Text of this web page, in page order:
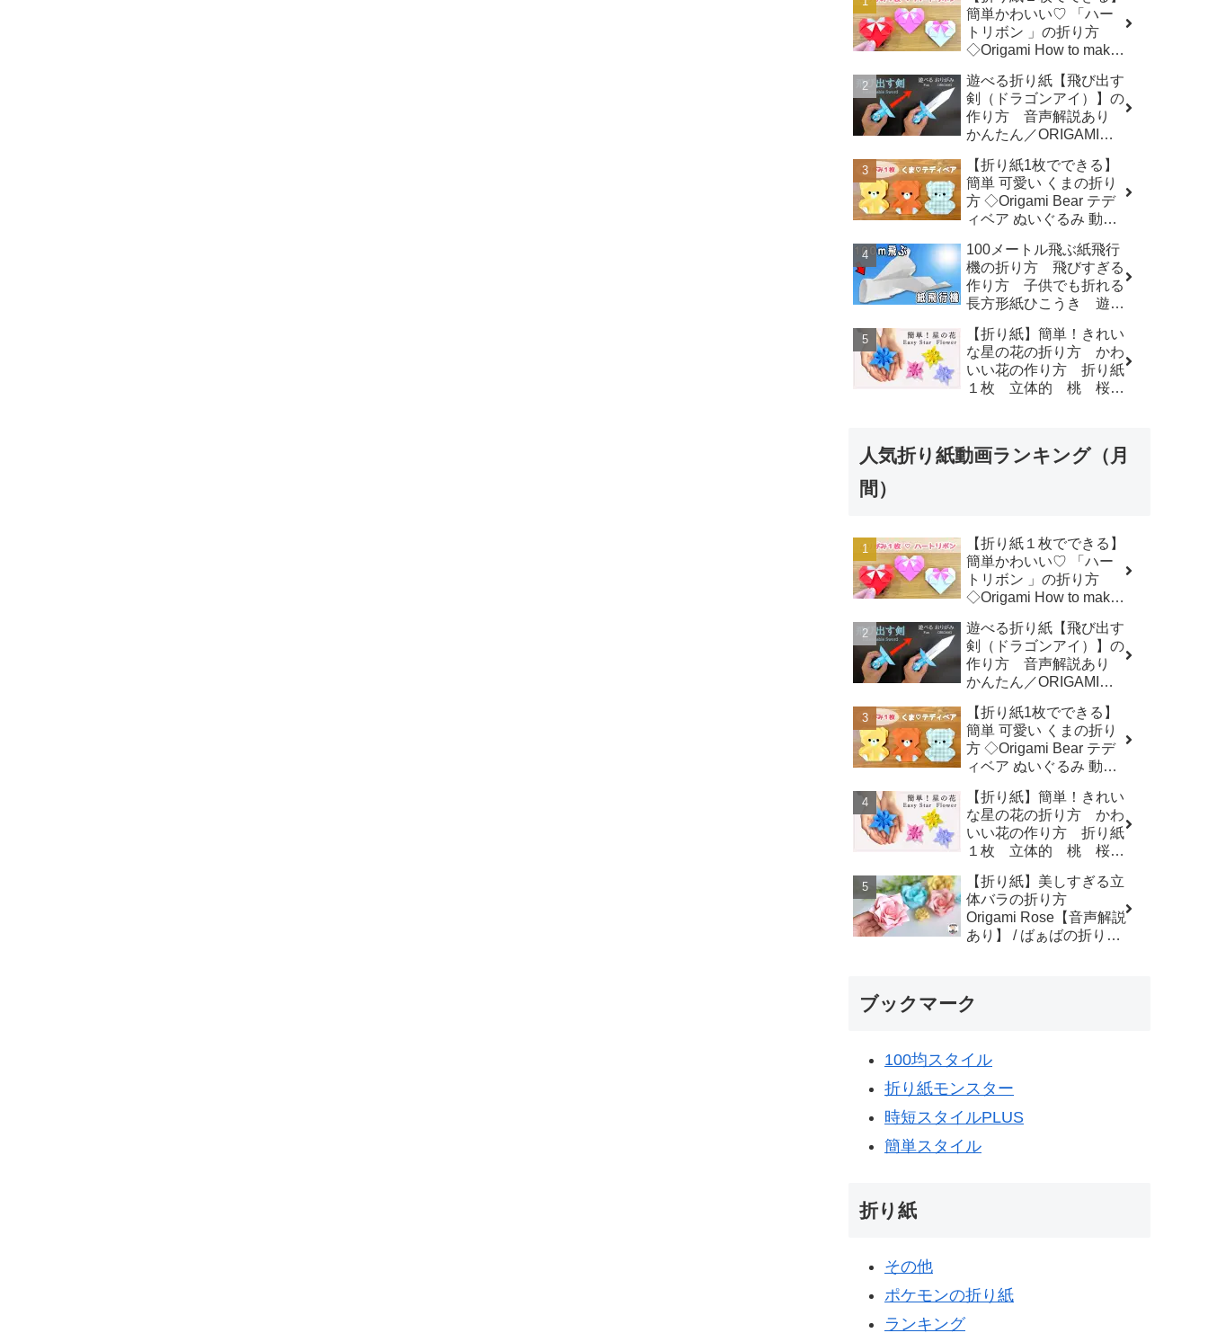
簡単かわいい♡ 「ハー
トリボン 」の折り方
◇Origami How to make
レゼント 誕生日 母の日
父の日 バレンタイン◇ -
おりがみぷらざ Origami-
plaza
遊べる折り紙【飛び出す
剣（ドラゴンアイ）】の
作り方 音声解説あり
かんたん／ORIGAMI
with subtitles - Junの折
り紙
【折り紙1枚でできる】
簡単 可愛い くまの折り
方 ◇Origami Bear テデ
ィベア ぬいぐるみ 動物
animal◇ - おりがみぷら
ざ Origami-plaza
100メートル飛ぶ紙飛行
機の折り方 飛びすぎる
作り方 子供でも折れる
長方形紙ひこうき 遊べ
機ラボ
【折り紙】簡単！きれい
な星の花の折り方 かわ
いい花の作り方 折り紙
１枚 立体的 桃 桜
人気折り紙動画ランキング（月
間）
【折り紙１枚でできる】
簡単かわいい♡ 「ハー
トリボン 」の折り方
◇Origami How to make
レゼント 誕生日 母の日
父の日 バレンタイン◇ -
おりがみぷらざ Origami-
plaza
遊べる折り紙【飛び出す
剣（ドラゴンアイ）】の
作り方 音声解説あり
かんたん／ORIGAMI
with subtitles - Junの折
り紙
【折り紙1枚でできる】
簡単 可愛い くまの折り
方 ◇Origami Bear テデ
ィベア ぬいぐるみ 動物
animal◇ - おりがみぷら
ざ Origami-plaza
【折り紙】簡単！きれい
な星の花の折り方 かわ
いい花の作り方 折り紙
１枚 立体的 桃 桜
origamilibrary
【折り紙】美しすぎる立
体バラの折り方
Origami Rose【音声解説
あり】 / ばぁばの折り紙
ブックマーク
100均スタイル
折り紙モンスター
時短スタイルPLUS
簡単スタイル
折り紙
その他
ポケモンの折り紙
ランキング